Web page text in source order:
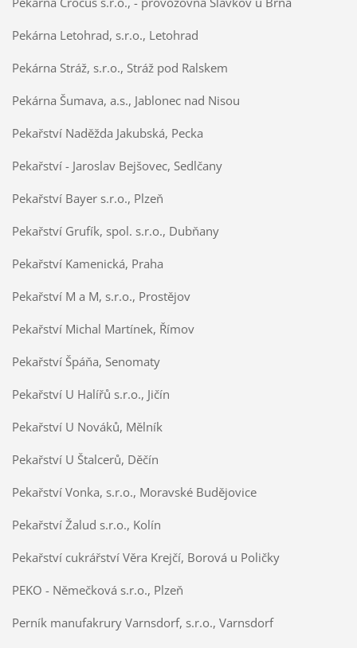
Pekárna Letohrad, s.r.o., Letohrad
Pekárna Stráž, s.r.o., Stráž pod Ralskem
Pekárna Šumava, a.s., Jablonec nad Nisou
Pekařství Naděžda Jakubská, Pecka
Pekařství - Jaroslav Bejšovec, Sedlčany
Pekařství Bayer s.r.o., Plzeň
Pekařství Grufík, spol. s.r.o., Dubňany
Pekařství Kamenická, Praha
Pekařství M a M, s.r.o., Prostějov
Pekařství Michal Martínek, Římov
Pekařství Špáňa, Senomaty
Pekařství U Halířů s.r.o., Jičín
Pekařství U Nováků, Mělník
Pekařství U Štalcerů, Děčín
Pekařství Vonka, s.r.o., Moravské Budějovice
Pekařství Žalud s.r.o., Kolín
Pekařství cukrářství Věra Krejčí, Borová u Poličky
PEKO - Němečková s.r.o., Plzeň
Perník manufakrury Varnsdorf, s.r.o., Varnsdorf